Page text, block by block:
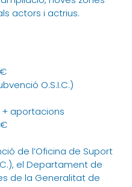
actors i actrius.
O.S.I.C.)
+ aportacions
de l’Oficina de Suport
el Departament de
de la Generalitat de